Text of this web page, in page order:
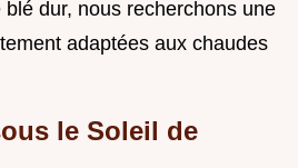
dur, nous recherchons une
adaptées aux chaudes
le Soleil de